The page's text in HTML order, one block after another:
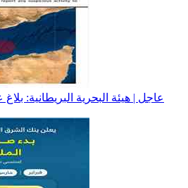
عاجل | هيئة البحرية البريطانية: